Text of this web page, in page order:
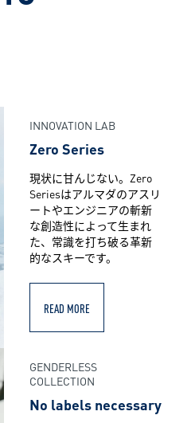
INNOVATION LAB
Zero Series
現状に甘んじない。Zero
Seriesはアルマダのアスリ
ートやエンジニアの斬新
な創造性によって生まれ
た、常識を打ち破る革新
的なスキーです。
READ MORE
GENDERLESS
COLLECTION
No labels necessary